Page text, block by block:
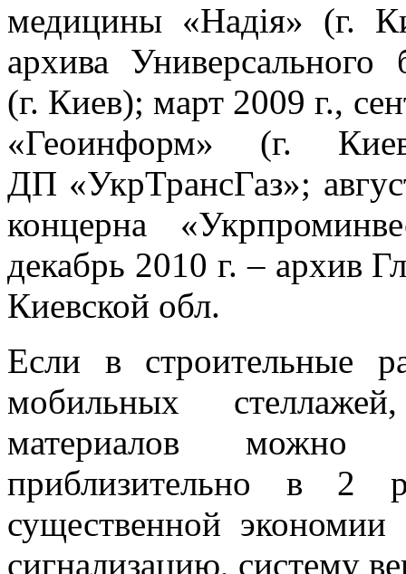
медицины «Надія» (г.
архива Универсального
(г. Киев); март 2009 г.,
«Геоинформ» (г.
ДП «УкрТрансГаз»;
концерна
декабрь 2010 г. – архив
Киевской обл.
Если в строительные
мобильных
материалов можно
приблизительно в 2
существенной экономии
сигнализацию, систему